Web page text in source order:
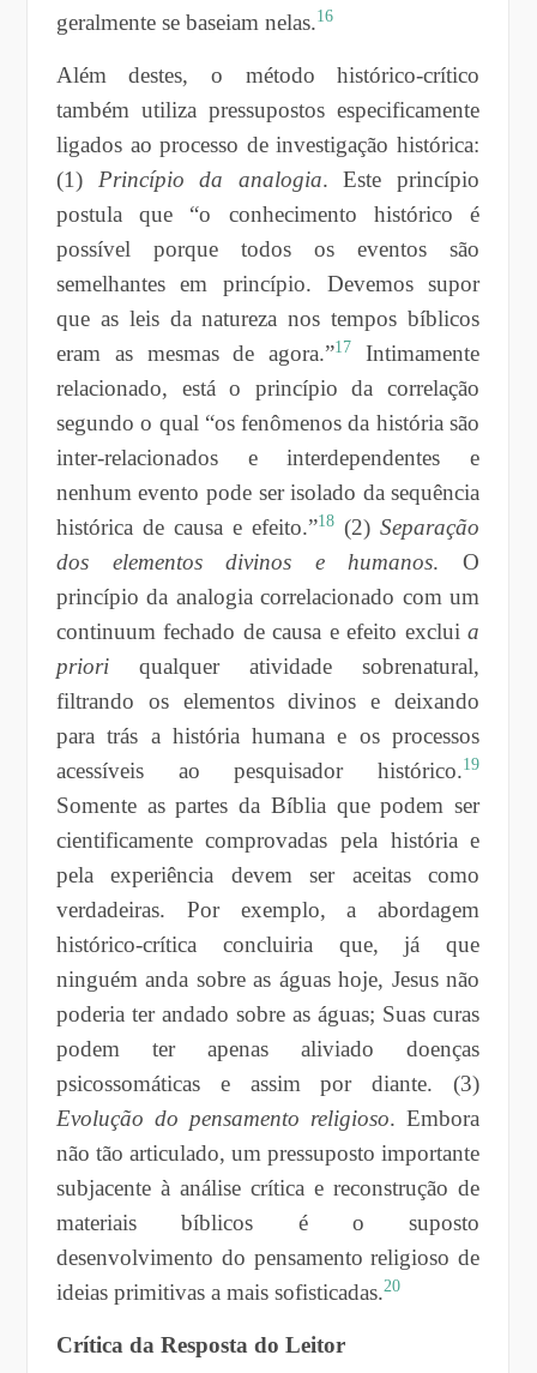
geralmente se baseiam nelas.16
Além destes, o método histórico-crítico
também utiliza pressupostos especificamente
ligados ao processo de investigação histórica:
(1) Princípio da analogia. Este princípio
postula que “o conhecimento histórico é
possível porque todos os eventos são
semelhantes em princípio. Devemos supor
que as leis da natureza nos tempos bíblicos
eram as mesmas de agora.”17
Intimamente
relacionado, está o princípio da correlação
segundo o qual “os fenômenos da história são
inter-relacionados e interdependentes e
nenhum evento pode ser isolado da sequência
histórica de causa e efeito.”18 (2)Separação
dos elementos divinos e humanos. O
princípio da analogia correlacionado com um
continuum fechado de causa e efeito excluia
prioriqualquer atividade sobrenatural,
filtrando os elementos divinos e deixando
para trás a história humana e os processos
acessíveis ao pesquisador histórico.19
Somente as partes da Bíblia que podem ser
cientificamente comprovadas pela história e
pela experiência devem ser aceitas como
verdadeiras. Por exemplo, a abordagem
histórico-crítica concluiria que, já que
ninguém anda sobre as águas hoje, Jesus não
poderia ter andado sobre as águas; Suas curas
podem ter apenas aliviado doenças
psicossomáticas e assim por diante. (3)
Evolução do pensamento religioso. Embora
não tão articulado, um pressuposto importante
subjacente à análise crítica e reconstrução de
materiais bíblicos é o suposto
desenvolvimento do pensamento religioso de
ideias primitivas a mais sofisticadas.20
Crítica da Resposta do Leitor